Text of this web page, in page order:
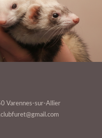
Varennes-sur-Allier